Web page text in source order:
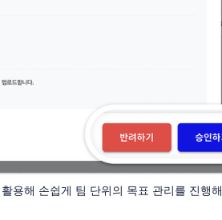
용해 손쉽게 팀 단위의 목표 관리를 진행